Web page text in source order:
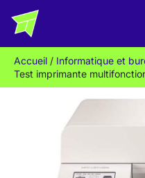
Accueil
Informatique et
Test imprimante
e
c
h
e